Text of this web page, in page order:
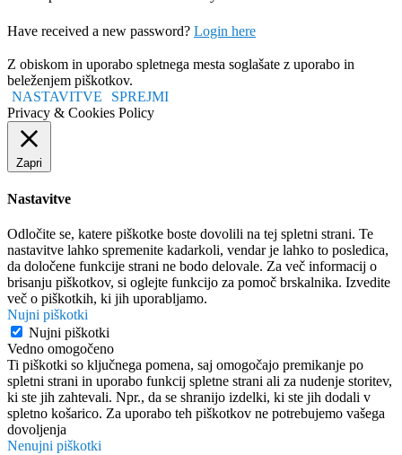
Have received a new password? Login here
Z obiskom in uporabo spletnega mesta soglašate z uporabo in
beleženjem piškotkov.
NASTAVITVE
SPREJMI
Privacy & Cookies Policy
Zapri
Nastavitve
Odločite se, katere piškotke boste dovolili na tej spletni strani. Te
nastavitve lahko spremenite kadarkoli, vendar je lahko to posledica,
da določene funkcije strani ne bodo delovale. Za več informacij o
brisanju piškotkov, si oglejte funkcijo za pomoč brskalnika. Izvedite
več o piškotkih, ki jih uporabljamo.
Nujni piškotki
Nujni piškotki
Vedno omogočeno
Ti piškotki so ključnega pomena, saj omogočajo premikanje po
spletni strani in uporabo funkcij spletne strani ali za nudenje storitev,
ki ste jih zahtevali. Npr., da se shranijo izdelki, ki ste jih dodali v
spletno košarico. Za uporabo teh piškotkov ne potrebujemo vašega
dovoljenja
Nenujni piškotki